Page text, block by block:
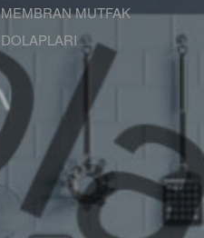
MEMBRAN MUTFAK
DOLAPLARI